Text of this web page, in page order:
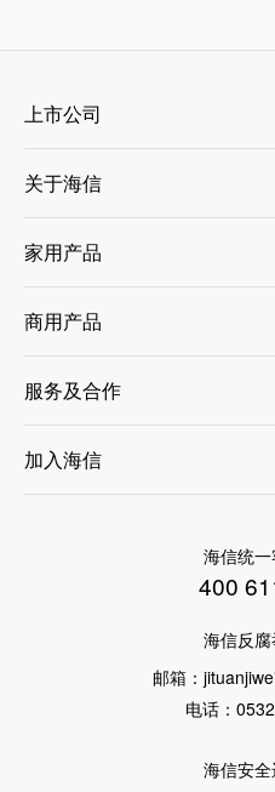
上市公司
海信视像 600060
海信家电 000921
三电控股 6444
乾照光电 300102
科林电气 603050
关于海信
媒体资料库
新闻与活动
国内新闻
国际新闻
科技创新
集团介绍
家用产品
大薄荷套系
古洛尼
小家电
家电
ASKO
商用产品
纳真科技
乾照光电
海信信芯微
海信网络能源
服务及合作
商业合作
增值服务
加入海信
社会招聘
海信统
400
海信反
邮箱：
电话：
海信安